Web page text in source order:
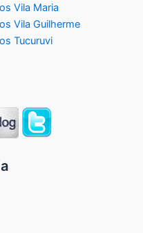
Vila Maria
Vila Guilherme
Tucuruvi